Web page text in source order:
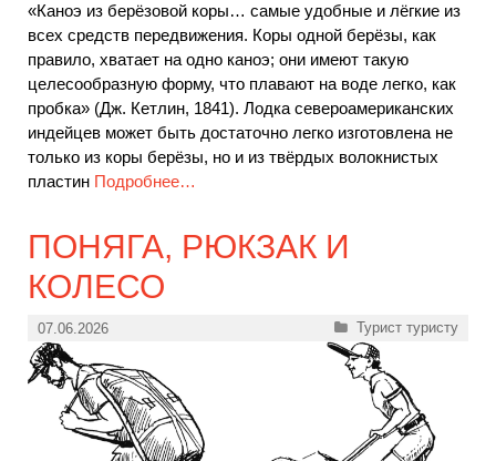
«Каноэ из берёзовой коры… самые удобные и лёгкие из
всех средств передвижения. Коры одной берёзы, как
правило, хватает на одно каноэ; они имеют такую
целесообразную форму, что плавают на воде легко, как
пробка» (Дж. Кетлин, 1841). Лодка североамериканских
индейцев может быть достаточно легко изготовлена не
только из коры берёзы, но и из твёрдых волокнистых
пластин Подробнее…
ПОНЯГА, РЮКЗАК И
КОЛЕСО
07.06.2026 Рубрики
Турист туристу